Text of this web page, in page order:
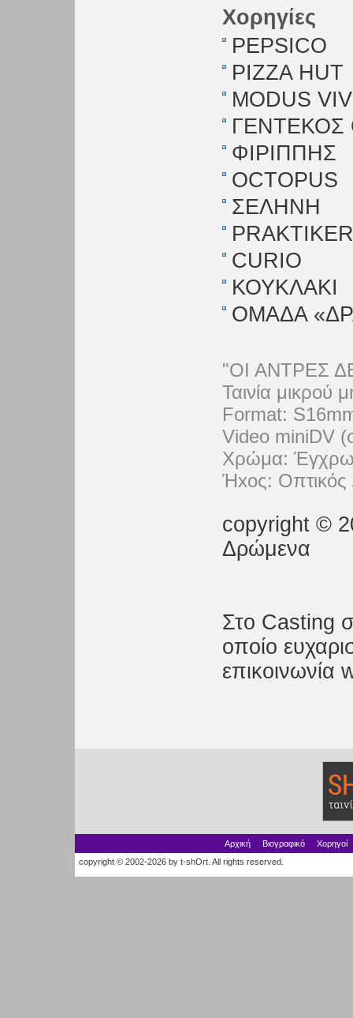
Χορηγίες
PEPSICO
PIZZA HUT
ΜODUS
ΓΕΝΤΕΚΟΣ
ΦΙΡΙΠΠΗΣ
OCTOPUS
ΣΕΛΗΝΗ
PRAKTIKER
CURIO
ΚΟΥΚΛΑΚΙ
ΟΜΑΔΑ
"ΟΙ ΑΝΤΡΕΣ
Ταινία μικρού
Format:
Video miniDV
Xρώμα:
Ήxος:
copyright ©
Δρώμενα
Στο Casting
οποίο
επικοινωνία
Αρχική Βιογραφικό
Χορηγοί
copyright © 2002-2026 by t-shOrt. All rights reserved.